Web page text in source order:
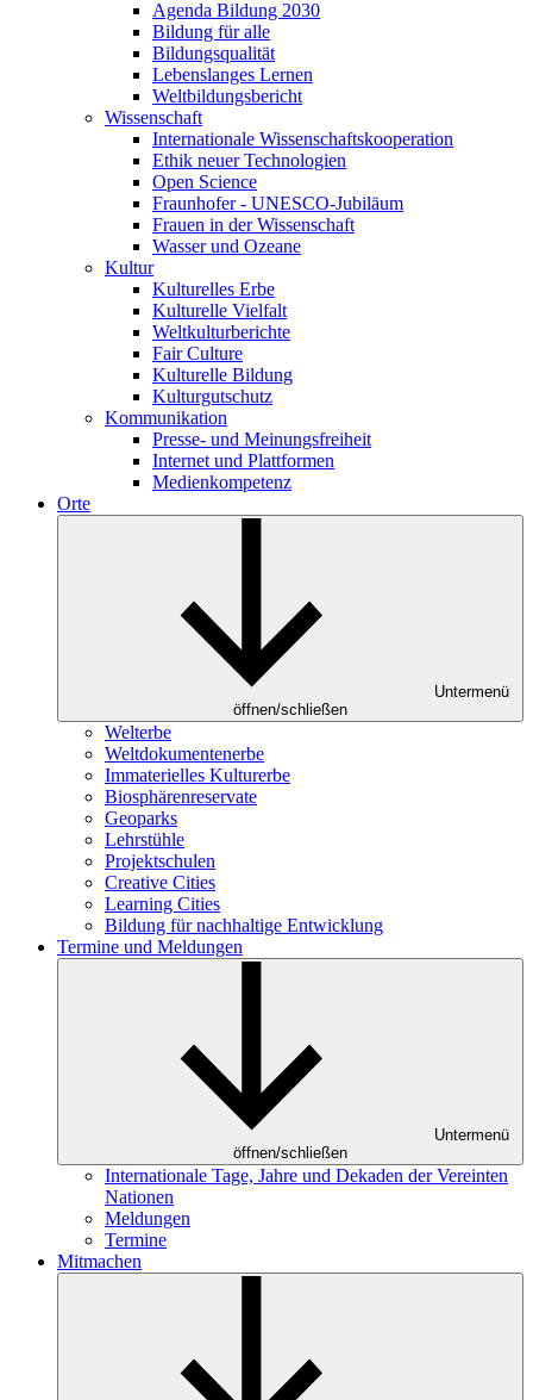
Agenda Bildung 2030
Bildung für alle
Bildungsqualität
Lebenslanges Lernen
Weltbildungsbericht
Wissenschaft
Internationale Wissenschaftskooperation
Ethik neuer Technologien
Open Science
Fraunhofer - UNESCO-Jubiläum
Frauen in der Wissenschaft
Wasser und Ozeane
Kultur
Kulturelles Erbe
Kulturelle Vielfalt
Weltkulturberichte
Fair Culture
Kulturelle Bildung
Kulturgutschutz
Kommunikation
Presse- und Meinungsfreiheit
Internet und Plattformen
Medienkompetenz
Orte
Untermenü
öffnen/schließen
Welterbe
Weltdokumentenerbe
Immaterielles Kulturerbe
Biosphärenreservate
Geoparks
Lehrstühle
Projektschulen
Creative Cities
Learning Cities
Bildung für nachhaltige Entwicklung
Termine und Meldungen
Untermenü
öffnen/schließen
Internationale Tage, Jahre und Dekaden der Vereinten
Nationen
Meldungen
Termine
Mitmachen